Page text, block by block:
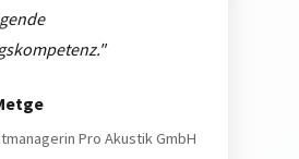
Pro Akustik GmbH